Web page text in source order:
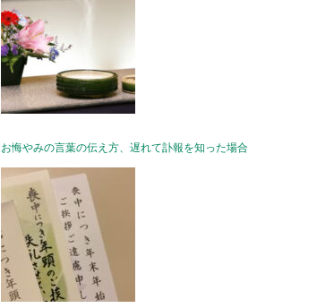
お悔やみの言葉の伝え方、遅れて訃報を知った場合